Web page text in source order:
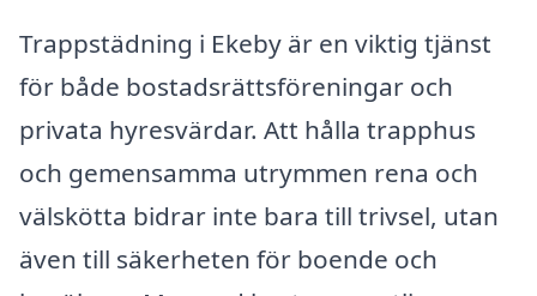
Trappstädning i Ekeby är en viktig tjänst
för både bostadsrättsföreningar och
privata hyresvärdar. Att hålla trapphus
och gemensamma utrymmen rena och
välskötta bidrar inte bara till trivsel, utan
även till säkerheten för boende och